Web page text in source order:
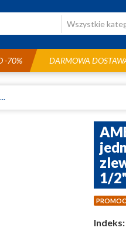
-70% DARMOWA
1/
Indeks: